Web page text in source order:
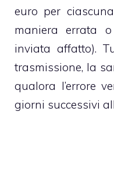
euro per
maniera errata
inviata affatto).
trasmissione, la
qualora l’errore
giorni successivi